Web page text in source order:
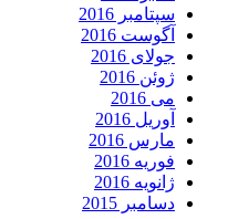
سپتامبر 2016
آگوست 2016
جولای 2016
ژوئن 2016
می 2016
آوریل 2016
مارس 2016
فوریه 2016
ژانویه 2016
دسامبر 2015